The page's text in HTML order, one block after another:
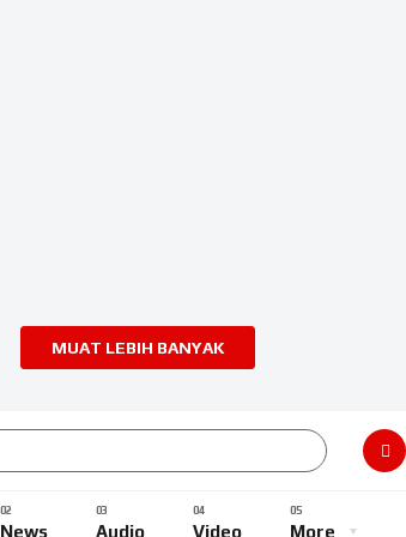
MUAT LEBIH BANYAK
News Audio Video More